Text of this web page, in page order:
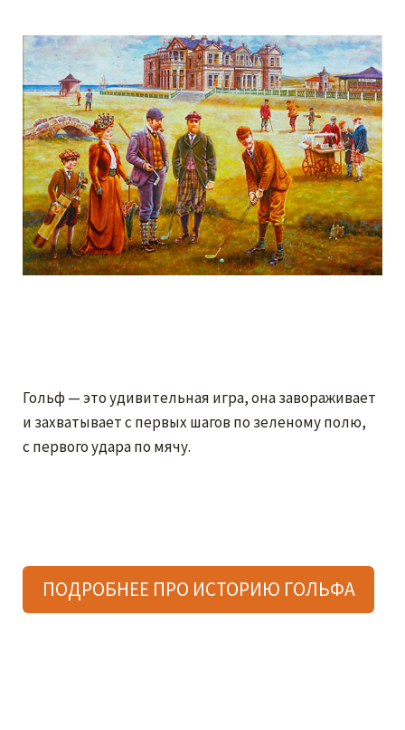
Гольф — это удивительная игра, она завораживает
и захватывает с первых шагов по зеленому полю,
с первого удара по мячу.
ПОДРОБНЕЕ ПРО ИСТОРИЮ ГОЛЬФА